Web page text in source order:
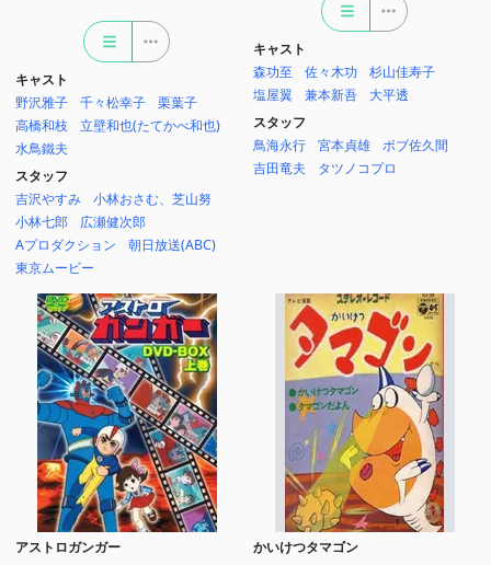
キャスト
野沢雅子
千々松幸子
栗葉子
高橋和枝
立壁和也(たてかべ和也)
水鳥鐵夫
スタッフ
吉沢やすみ
小林おさむ、芝山努
小林七郎
広瀬健次郎
Aプロダクション
朝日放送(ABC)
東京ムービー
キャスト
森功至
佐々木功
杉山佳寿子
塩屋翼
兼本新吾
大平透
スタッフ
鳥海永行
宮本貞雄
ボブ佐久間
吉田竜夫
タツノコプロ
アストロガンガー かいけつタマゴン